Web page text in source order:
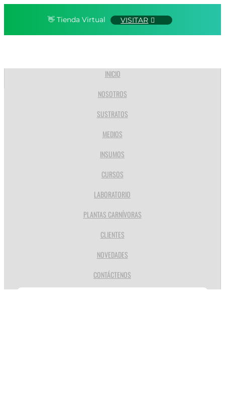
👋 Tienda Virtual VISITAR
INICIO
NOSOTROS
SUSTRATOS
MEDIOS
INSUMOS
CURSOS
LABORATORIO
PLANTAS CARNÍVORAS
CLIENTES
NOVEDADES
CONTÁCTENOS